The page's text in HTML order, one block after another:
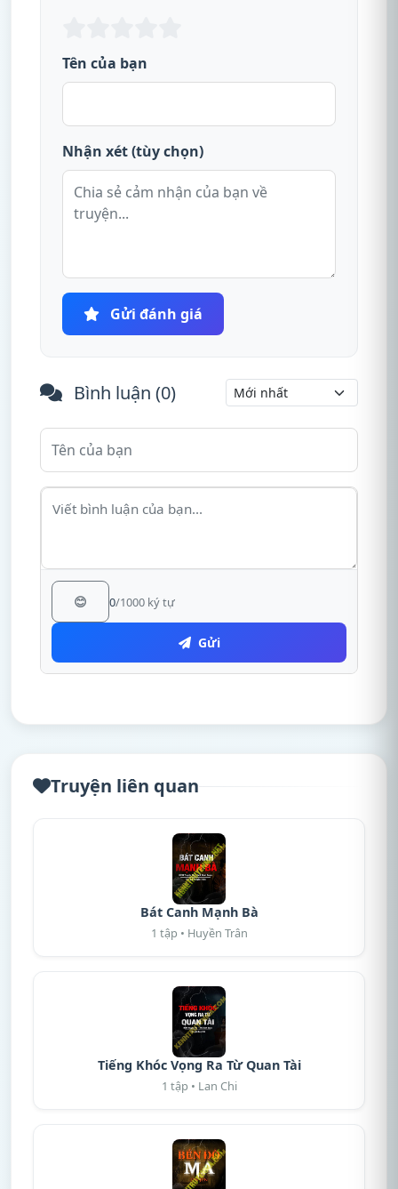
Tên của bạn
Nhận xét (tùy chọn)
Gửi đánh giá
Bình luận (0)
😊 0/1000 ký tự
Gửi
Truyện liên quan
Bát Canh Mạnh Bà
1 tập • Huyền Trân
Tiếng Khóc Vọng Ra Từ Quan Tài
1 tập • Lan Chi